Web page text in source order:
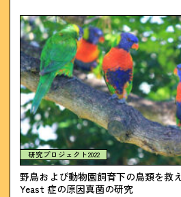
研究プロジェクト2022
野鳥および動物園飼育下の鳥類を救
Yeast 症の原因真菌の研究